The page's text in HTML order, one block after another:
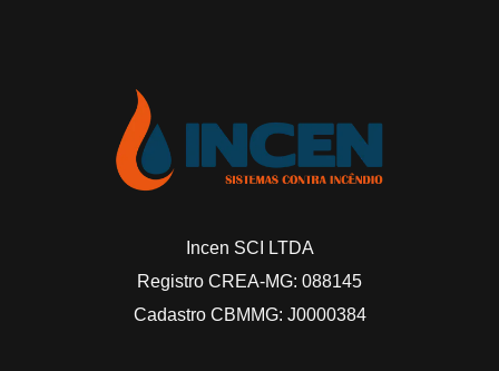
Incen SCI LTDA
Registro CREA-MG: 088145
Cadastro CBMMG: J0000384